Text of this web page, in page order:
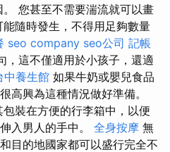
您甚至不需要湍流就可以畫
隨時發生，不得用足夠數量
seo company seo公司 記帳
，這不僅適用於小孩子，還適
中養生館 如果牛奶或嬰兒食品
高興為這種情況做好準備。
裝在方便的行李箱中，以便
入男人的手中。 全身按摩 無
目的地國家都可以盛行完全不